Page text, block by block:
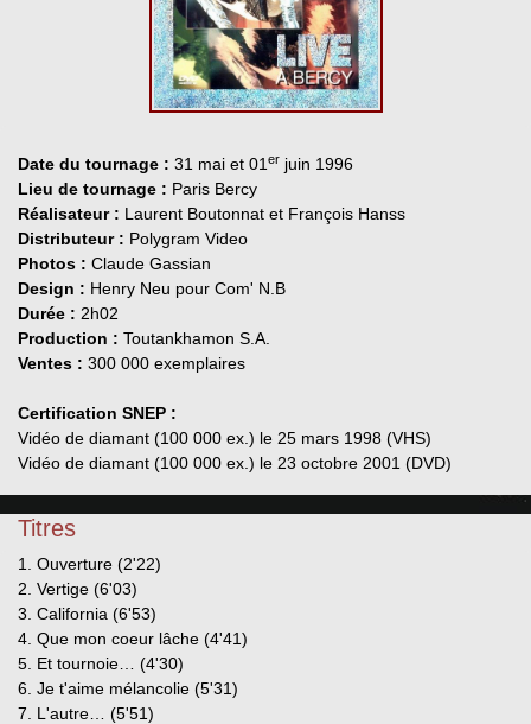
Date du tournage : 31 mai et 01er juin 1996
Lieu de tournage : Paris Bercy
Réalisateur : Laurent Boutonnat et François Hanss
Distributeur : Polygram Video
Photos : Claude Gassian
Design : Henry Neu pour Com' N.B
Durée : 2h02
Production : Toutankhamon S.A.
Ventes : 300 000 exemplaires
Certification SNEP :
Vidéo de diamant (100 000 ex.) le 25 mars 1998 (VHS)
Vidéo de diamant (100 000 ex.) le 23 octobre 2001 (DVD)
Titres
1. Ouverture (2'22)
2. Vertige (6'03)
3. California (6'53)
4. Que mon coeur lâche (4'41)
5. Et tournoie… (4'30)
6. Je t'aime mélancolie (5'31)
7. L'autre… (5'51)